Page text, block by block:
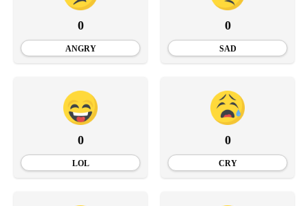
0
ANGRY
0
SAD
0
LOL
0
CRY